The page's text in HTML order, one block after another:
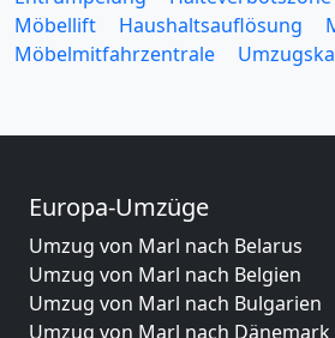
Möbellift
Haushaltsauflösung
Möbelmitfahrzentrale
Europa-Umzüge
Umzug von Marl nach Belarus
Umzug von Marl nach Belgien
Umzug von Marl nach Bulgarien
Umzug von Marl nach Dänemark